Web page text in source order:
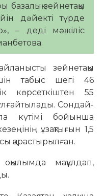
базалық зейнетақы
дәйекті түрде
– деді мәжіліс
зейнетақы
табыс шегі 46
көрсеткіштен 55
Сондай-
күтімі бойынша
ұзақтығын 1,5
қарастырылған.
мақұлдап,